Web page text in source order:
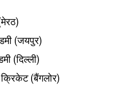
(जयपुर)
(दिल्ली)
(बैंगलोर)